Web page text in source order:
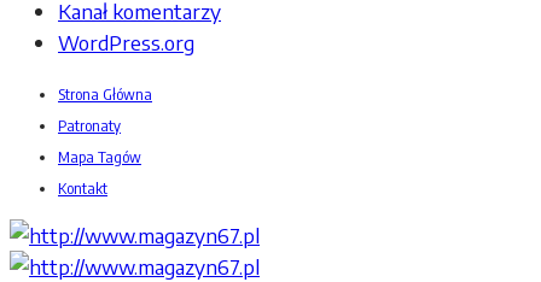
Kanał komentarzy
WordPress.org
Strona Główna
Patronaty
Mapa Tagów
Kontakt